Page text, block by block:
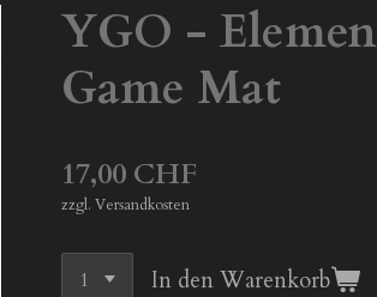
YGO -
Game Mat
17,00 CHF
zzgl. Versandkosten
In den Warenkorb